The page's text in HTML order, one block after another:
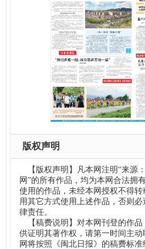
版权声明
【版权声明】凡本网注明“来源
网”的所有作品，均为本网合法拥
使用的作品，未经本网授权不得转
用其它方式使用上述作品，否则
律责任。
【稿费说明】对本网刊登的作品
供证明其著作权，请第一时间主
网将按照《闽北日报》的稿费标